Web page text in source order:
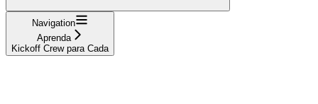
Navigation
Aprenda
Kickoff Crew para Cada